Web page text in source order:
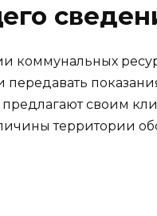
своим
территории